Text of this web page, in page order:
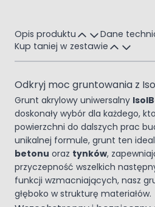
Opis produktu
Dane
Kup taniej w zestawie
Odkryj moc gruntowania z
Grunt akrylowy uniwersalny
doskonały wybór dla każdego,
powierzchni do dalszych prac
unikalnej formule, grunt ten
betonu oraz tynków,
przyczepność wszelkich
funkcji wzmacniających, nasz
głęboko w strukturę materiałów.